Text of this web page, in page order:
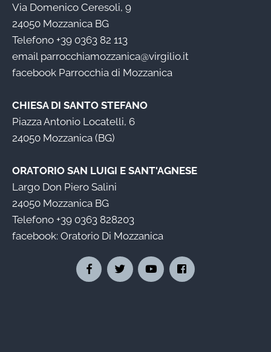
Via Domenico Ceresoli, 9
24050 Mozzanica BG
Telefono +39 0363 82 113
email parrocchiamozzanica@virgilio.it
facebook Parrocchia di Mozzanica
CHIESA DI SANTO STEFANO
Piazza Antonio Locatelli, 6
24050 Mozzanica (BG)
ORATORIO SAN LUIGI E SANT'AGNESE
Largo Don Piero Salini
24050 Mozzanica BG
Telefono +39 0363 828203
facebook: Oratorio Di Mozzanica